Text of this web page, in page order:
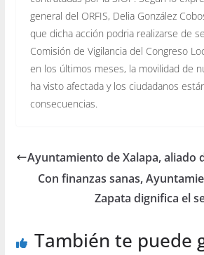
general del ORFIS, Delia González
que dicha acción podria realizarse de
Comisión de Vigilancia del Congreso
en los últimos meses, la movilidad de
ha visto afectada y los ciudadanos
consecuencias.
Ayuntamiento de Xalapa, aliado
Con finanzas sanas,
Zapata dignifica el
También te puede